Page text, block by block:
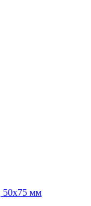
50х75 мм